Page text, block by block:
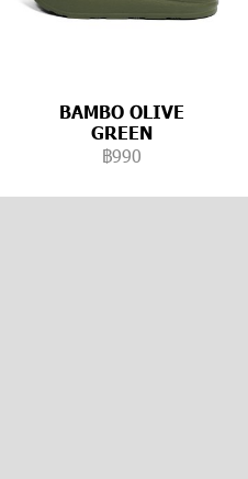
BAMBO OLIVE
GREEN
฿990